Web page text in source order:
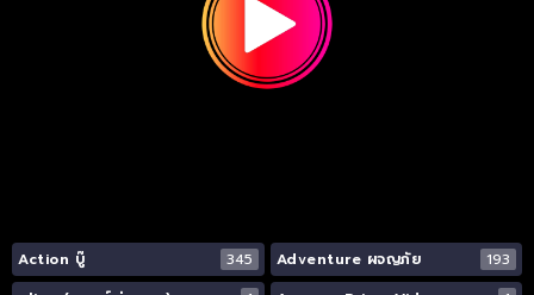
Action บู๊ 345 Adventure ผจญภัย
193